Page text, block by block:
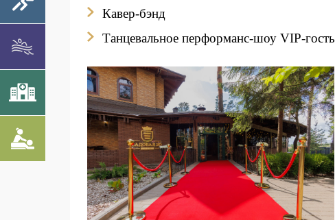
Кавер-бэнд
Танцевальное перформанс-шоу VIP-гость